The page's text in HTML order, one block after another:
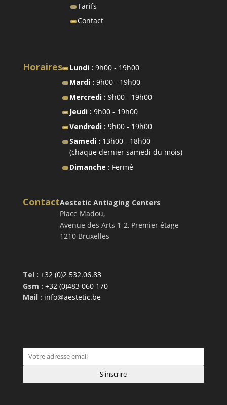
Tarifs
Contact
Horaires Lundi : 9h00 - 19h00
Mardi : 9h00 - 19h00
Mercredi : 9h00 - 19h00
Jeudi : 9h00 - 19h00
Vendredi : 9h00 - 19h00
Samedi : 13h00 - 18h00
(chaque dernier samedi du mois)
Dimanche : Fermé
ContactAestetic Antiaging Centers
Place Madou,
Avenue des Arts 1-2, Premier étage
1210 Bruxelles
Tel : +32 (0)2 532.06.83
Gsm : +32 (0)483 060 170
Mail : info@aestetic.be